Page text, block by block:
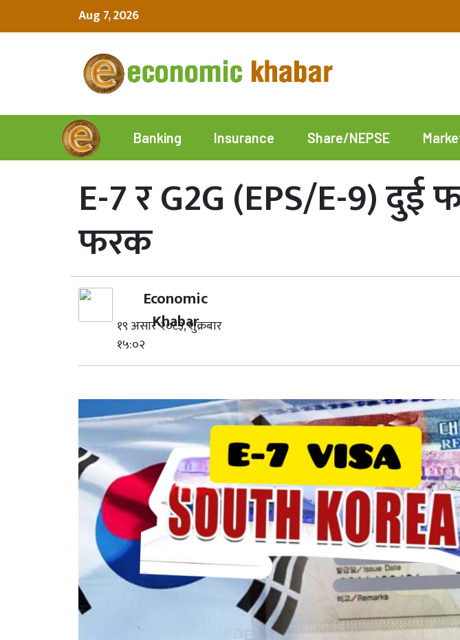
Aug 7, 2026
Banking Insurance Share/NEPSE
E-7 र G2G (EPS/E-9) दुई
फरक
Economic
Khabar
१९ असार २०८३, शुक्रबार
१५:०२